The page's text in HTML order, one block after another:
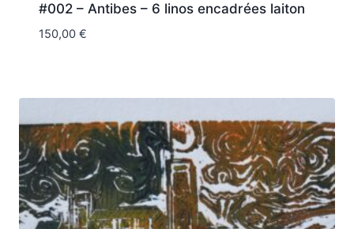
#002 – Antibes – 6 linos encadrées laiton
150,00 €